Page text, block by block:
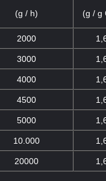
(g / h) (g / g
2000
3000
4000
4500
5000
10.000
20000